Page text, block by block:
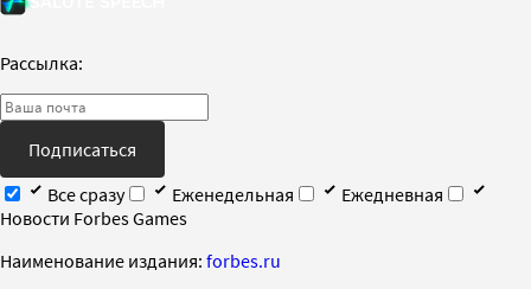
Рассылка:
Подписаться
Все сразу
Еженедельная
Ежедневная
Новости Forbes Games
Наименование издания: forbes.ru